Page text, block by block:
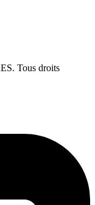
Tous droits